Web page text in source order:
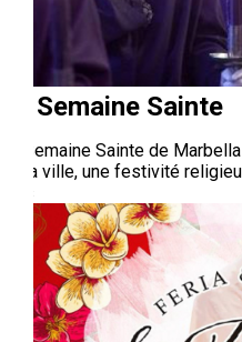
La Semaine Sainte
La Semaine Sainte de
de la ville, une festivité